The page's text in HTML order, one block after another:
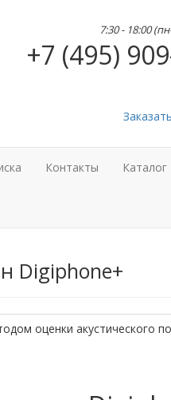
7:30 - 18:00
+7 (495)
Контакты
Digiphone+
оценки акустического